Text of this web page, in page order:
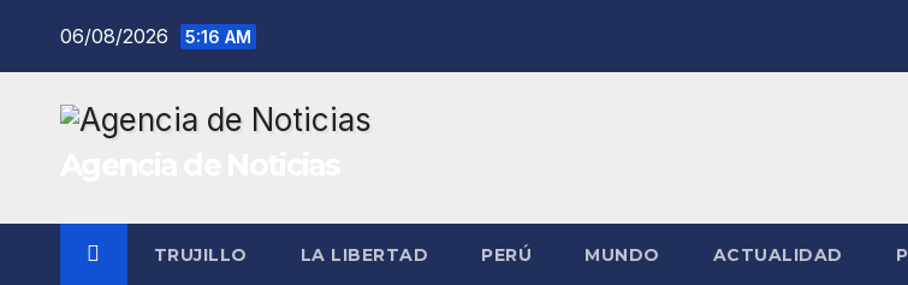
06/08/2026 5:16 AM
TRUJILLO LA LIBERTAD PERÚ MUNDO ACTUALIDAD